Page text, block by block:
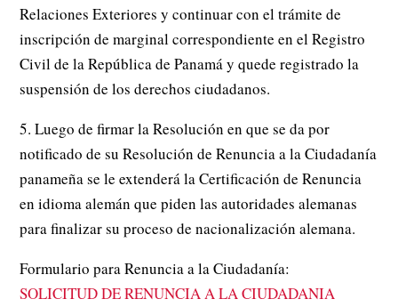
Relaciones Exteriores y continuar con el trámite de
inscripción de marginal correspondiente en el Registro
Civil de la República de Panamá y quede registrado la
suspensión de los derechos ciudadanos.
5. Luego de firmar la Resolución en que se da por
notificado de su Resolución de Renuncia a la Ciudadanía
panameña se le extenderá la Certificación de Renuncia
en idioma alemán que piden las autoridades alemanas
para finalizar su proceso de nacionalización alemana.
Formulario para Renuncia a la Ciudadanía:
SOLICITUD DE RENUNCIA A LA CIUDADANIA